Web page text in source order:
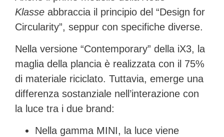
Klasse abbraccia il principio del “Design for
Circularity”, seppur con specifiche diverse.
Nella versione “Contemporary” della iX3, la
maglia della plancia è realizzata con il 75%
di materiale riciclato. Tuttavia, emerge una
differenza sostanziale nell’interazione con
la luce tra i due brand:
Nella gamma MINI, la luce viene